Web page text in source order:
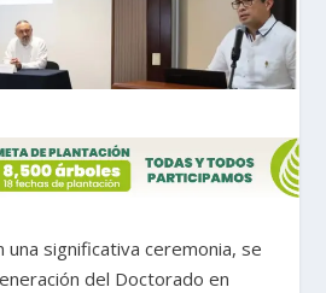
una significativa ceremonia, se
del Doctorado en